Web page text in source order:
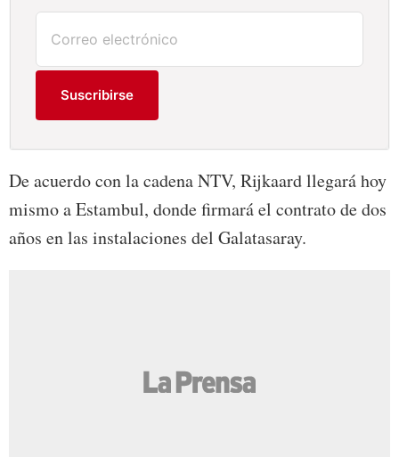
Suscribirse
De acuerdo con la cadena NTV, Rijkaard llegará hoy
mismo a Estambul, donde firmará el contrato de dos
años en las instalaciones del Galatasaray.